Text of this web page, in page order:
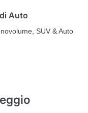
Auto
SUV & Auto